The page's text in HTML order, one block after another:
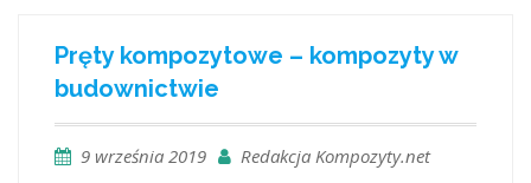
Pręty kompozytowe – kompozyty w
budownictwie
9 września 2019 Redakcja Kompozyty.net